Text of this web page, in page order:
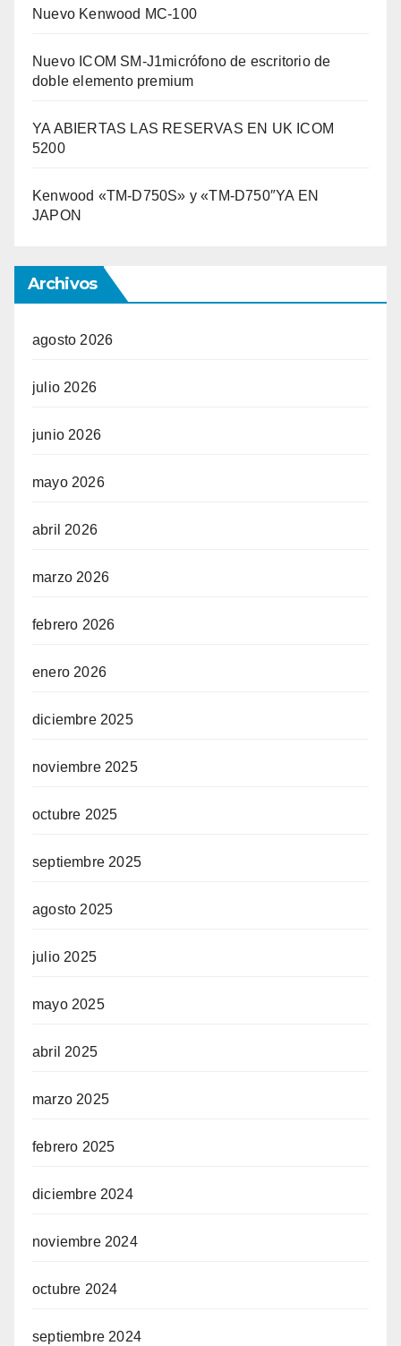
Nuevo Kenwood MC-100
Nuevo ICOM SM-J1micrófono de escritorio de
doble elemento premium
YA ABIERTAS LAS RESERVAS EN UK ICOM
5200
Kenwood «TM-D750S» y «TM-D750″YA EN
JAPON
Archivos
agosto 2026
julio 2026
junio 2026
mayo 2026
abril 2026
marzo 2026
febrero 2026
enero 2026
diciembre 2025
noviembre 2025
octubre 2025
septiembre 2025
agosto 2025
julio 2025
mayo 2025
abril 2025
marzo 2025
febrero 2025
diciembre 2024
noviembre 2024
octubre 2024
septiembre 2024